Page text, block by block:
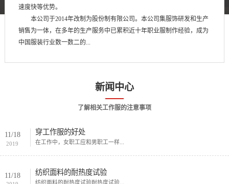
速度快等优势。
本公司于2014年改制为股份制有限公司。本公司集服饰研发和生产
销售为一体，在多年的生产服务中已累积近十年职业服制作经验，成为
中国服装行业数一数二的...
新闻中心
了解相关工作服的注意事项
11/18
2019
穿工作服的好处
在工作中，女职工应和男职工一样...
11/18 纺织面料的耐热度试验
纺织面料的耐热度试验耐热度试验...